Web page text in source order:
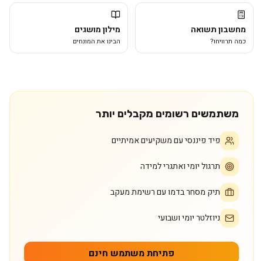
מחשבון תשואה
כמה תרוויחו?
מילון מושגים
הבינו את המונחים
משתמשים רשומים מקבלים יותר
פיד פיננסי עם משקיעים אמיתיים
תרגול יומי ואתגרי למידה
תיק מסחר בדמו עם רשימת מעקב
ניוזלטר יומי ושבועי
פתיחת משתמש חינם